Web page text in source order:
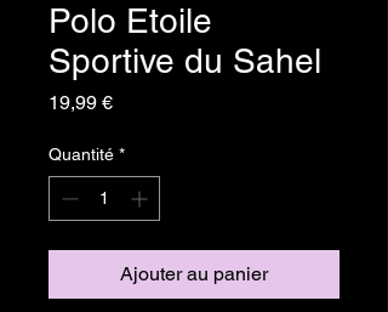
Polo Etoile
Sportive du Sahel
19,99 €Prix
Quantité *
Ajouter au panier